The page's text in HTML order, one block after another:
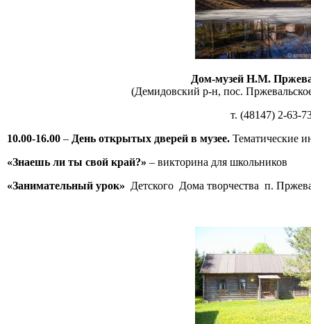
Дом-музей Н.М.
(Демидовский р-н, пос.
т. (48147) 2-63-
10.00-16.00 – День открытых дверей в музее. Тематические
«Знаешь ли ты свой край?» – викторина для школьников
«Занимательный урок» Детского Дома творчества п.